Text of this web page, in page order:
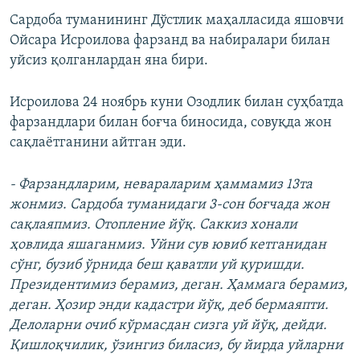
Сардоба туманининг Дўстлик маҳалласида яшовчи
Ойсара Исроилова фарзанд ва набиралари билан
уйсиз қолганлардан яна бири.
Исроилова 24 ноябрь куни Озодлик билан суҳбатда
фарзандлари билан боғча биносида, совуқда жон
сақлаётганини айтган эди.
- Фарзандларим, невараларим ҳаммамиз 13та
жонмиз. Сардоба туманидаги 3-сон боғчада жон
сақлаяпмиз. Отопление йўқ. Саккиз хонали
ҳовлида яшаганмиз. Уйни сув ювиб кетганидан
сўнг, бузиб ўрнида беш қаватли уй қуришди.
Президентимиз берамиз, деган. Ҳаммага берамиз,
деган. Ҳозир энди кадастри йўқ, деб бермаяпти.
Делоларни очиб кўрмасдан сизга уй йўқ, дейди.
Қишлоқчилик, ўзингиз биласиз, бу йирда уйларни